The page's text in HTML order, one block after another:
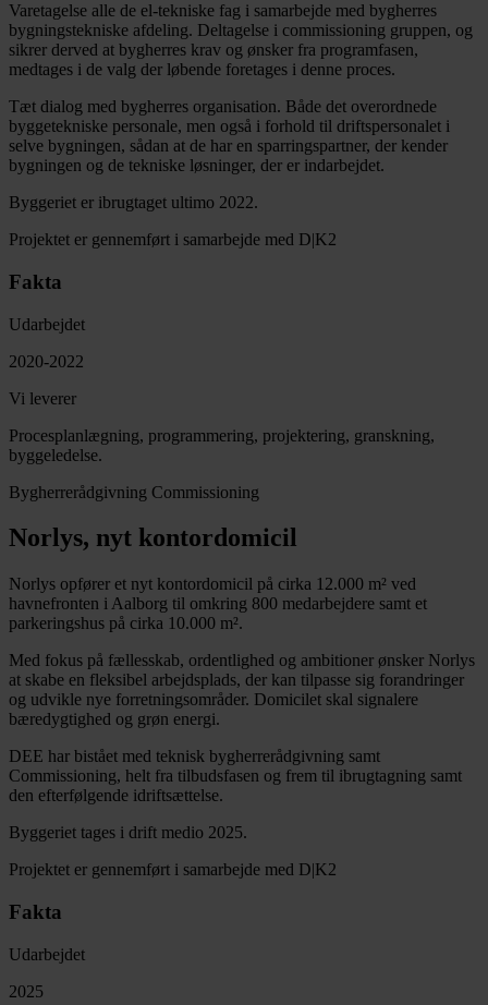
Varetagelse alle de el-tekniske fag i samarbejde med bygherres
bygningstekniske afdeling. Deltagelse i commissioning gruppen, og
sikrer derved at bygherres krav og ønsker fra programfasen,
medtages i de valg der løbende foretages i denne proces.
Tæt dialog med bygherres organisation. Både det overordnede
byggetekniske personale, men også i forhold til driftspersonalet i
selve bygningen, sådan at de har en sparringspartner, der kender
bygningen og de tekniske løsninger, der er indarbejdet.
Byggeriet er ibrugtaget ultimo 2022.
Projektet er gennemført i samarbejde med D|K2
Fakta
Udarbejdet
2020-2022
Vi leverer
Procesplanlægning, programmering, projektering, granskning,
byggeledelse.
Bygherrerådgivning Commissioning
Norlys, nyt kontordomicil
Norlys opfører et nyt kontordomicil på cirka 12.000 m² ved
havnefronten i Aalborg til omkring 800 medarbejdere samt et
parkeringshus på cirka 10.000 m².
Med fokus på fællesskab, ordentlighed og ambitioner ønsker Norlys
at skabe en fleksibel arbejdsplads, der kan tilpasse sig forandringer
og udvikle nye forretningsområder. Domicilet skal signalere
bæredygtighed og grøn energi.
DEE har bistået med teknisk bygherrerådgivning samt
Commissioning, helt fra tilbudsfasen og frem til ibrugtagning samt
den efterfølgende idriftsættelse.
Byggeriet tages i drift medio 2025.
Projektet er gennemført i samarbejde med D|K2
Fakta
Udarbejdet
2025